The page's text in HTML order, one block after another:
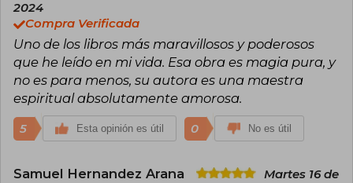
terapeuta espiritual, con estudios en Terapia de
Respuesta Espiritual, ThetaHealing, sanación
angelical, tarot angelical, numerología,
cristaloterapia, péndulo universal, comunicación
animal, diseño humano, constelaciones
familiares, reestructuración espiritual y reiki.
Cuenta con más de dos millones de seguidores
en sus redes sociales. En 2023 publicó Los
archivos secretos del alma y, en 2024, Si lo
quieres, manifiéstalo.
2024
Compra Verificada
Uno de los libros más maravillosos y poderosos
que he leído en mi vida. Esa obra es magia pura, y
no es para menos, su autora es una maestra
espiritual absolutamente amorosa.
5 Esta opinión es útil 0 No es útil
Samuel Hernandez Arana
Martes 16 de